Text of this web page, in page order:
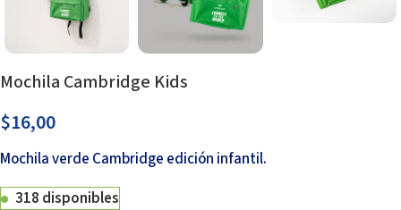
Mochila Cambridge Kids
$16,00
Mochila verde Cambridge edición infantil.
318 disponibles